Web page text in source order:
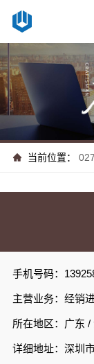
手机号码：
主营业务：经销
所在地区：广东 /
当前位置：